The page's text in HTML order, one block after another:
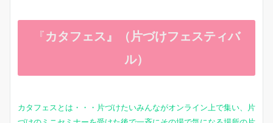
『カタフェス』（片づけフェスティバ
ル）
カタフェスとは・・・片づけたいみんながオンライン上で集い、片